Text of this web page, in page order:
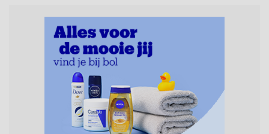
zonder afspraak terecht kunt. De vermelde kappers
kunnen uw haren wassen, knippen, föhnen en kleuren,
maar ook helpen met extensions, balyage, invlechten,
opsteken, weave, een keratinebehandeling, een
permanent, een bruidkapsel, make-up & visagie,
epileren, schoonheidsbehandelingen, het trimmen van
een baard en pruiken. U kunt de zoekresultaten